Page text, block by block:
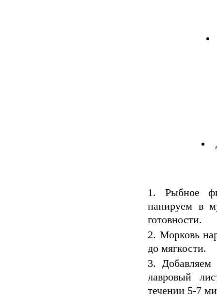
Рыбное
панируем в
готовности.
Морковь
до мягкости.
лавровый
течении 5-7